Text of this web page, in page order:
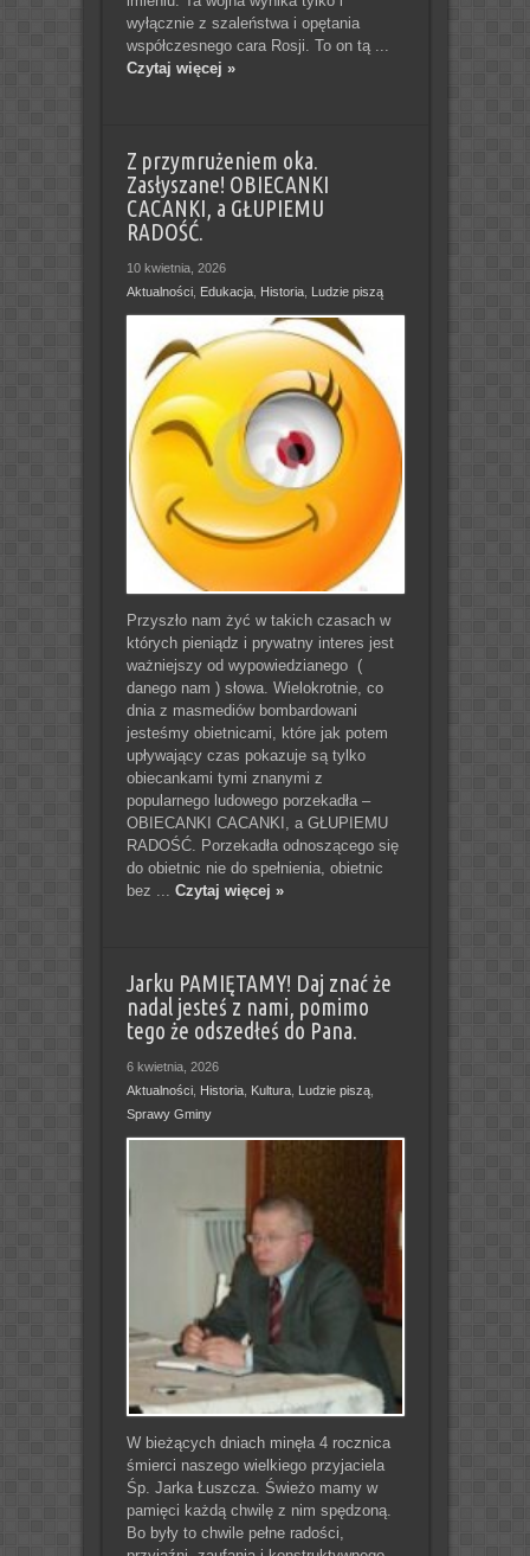
wyłącznie z szaleństwa i opętania
współczesnego cara Rosji. To on tą ...
Czytaj więcej »
Z przymrużeniem oka.
Zasłyszane! OBIECANKI
CACANKI, a GŁUPIEMU
RADOŚĆ.
10 kwietnia, 2026
Aktualności, Edukacja, Historia, Ludzie piszą
Przyszło nam żyć w takich czasach w
których pieniądz i prywatny interes jest
ważniejszy od wypowiedzianego (
danego nam ) słowa. Wielokrotnie, co
dnia z masmediów bombardowani
jesteśmy obietnicami, które jak potem
upływający czas pokazuje są tylko
obiecankami tymi znanymi z
popularnego ludowego porzekadła –
OBIECANKI CACANKI, a GŁUPIEMU
RADOŚĆ. Porzekadła odnoszącego się
do obietnic nie do spełnienia, obietnic
bez ... Czytaj więcej »
Jarku PAMIĘTAMY! Daj znać że
nadal jesteś z nami, pomimo
tego że odszedłeś do Pana.
6 kwietnia, 2026
Aktualności, Historia, Kultura, Ludzie piszą,
Sprawy Gminy
W bieżących dniach minęła 4 rocznica
śmierci naszego wielkiego przyjaciela
Śp. Jarka Łuszcza. Świeżo mamy w
pamięci każdą chwilę z nim spędzoną.
Bo były to chwile pełne radości,